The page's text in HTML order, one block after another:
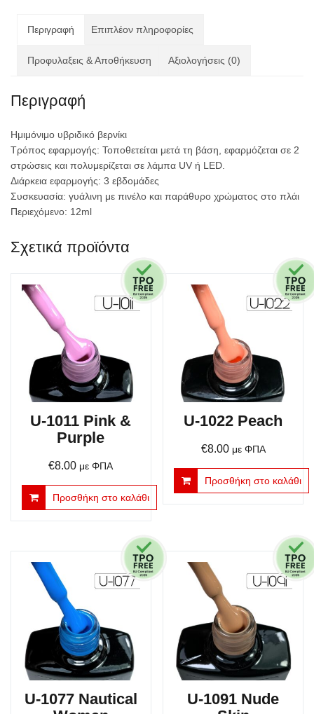
Περιγραφή Επιπλέον πληροφορίες
Προφυλαξεις & Αποθήκευση Αξιολογήσεις (0)
Περιγραφή
Ημιμόνιμο υβριδικό βερνίκι
Τρόπος εφαρμογής: Τοποθετείται μετά τη βάση, εφαρμόζεται σε 2
στρώσεις και πολυμερίζεται σε λάμπα UV ή LED.
Διάρκεια εφαρμογής: 3 εβδομάδες
Συσκευασία: γυάλινη με πινέλο και παράθυρο χρώματος στο πλάι
Περιεχόμενο: 12ml
Σχετικά προϊόντα
U-1011 Pink &
Purple
€8.00 με ΦΠΑ
Προσθήκη στο καλάθι
U-1022 Peach
€8.00 με ΦΠΑ
Προσθήκη στο καλάθι
U-1077 Nautical
U-1091 Nude